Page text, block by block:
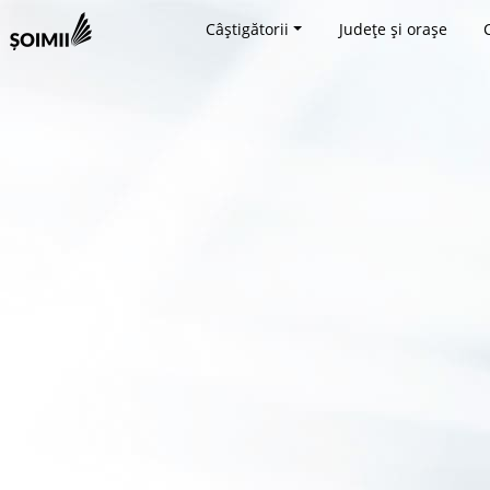
Câștigătorii Județe și orașe